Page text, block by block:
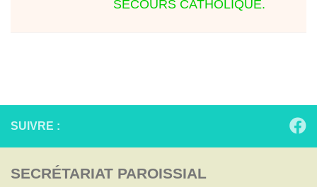
SECOURS CATHOLIQUE.
SUIVRE :
SECRÉTARIAT PAROISSIAL